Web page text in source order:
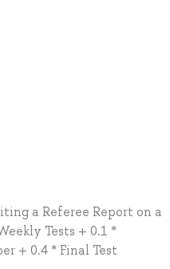
a Referee Report on a
Tests + 0.1 *
+ 0.4 * Final Test